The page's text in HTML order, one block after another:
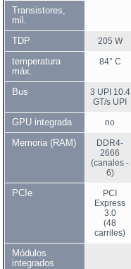
Transistores,
mil.
TDP
205 W
temperatura
máx.
84° C
Bus
3 UPI 10.4
GT/s UPI
GPU integrada no
Memoria (RAM)
DDR4-
2666
(canales -
6)
PCIe
PCI
Express
3.0
(48
carriles)
Módulos
integrados